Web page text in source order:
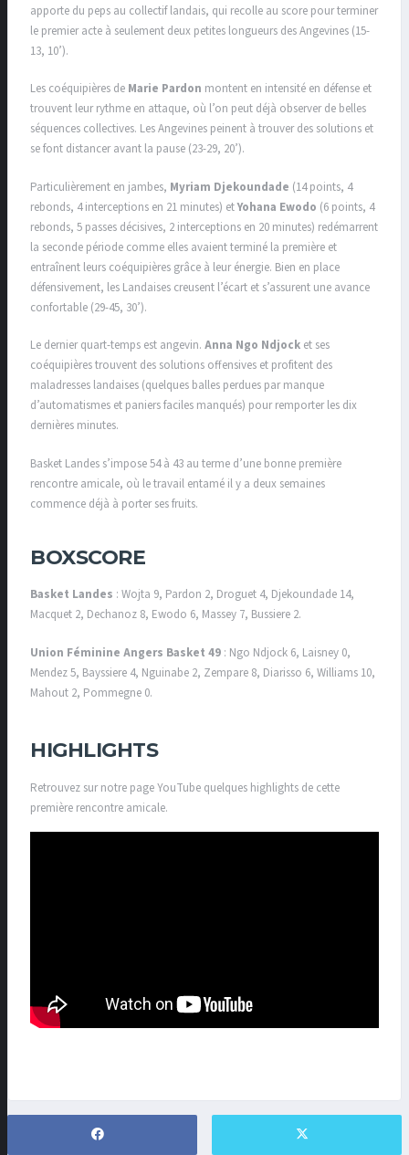
apporte du peps au collectif landais, qui recolle au score pour terminer
le premier acte à seulement deux petites longueurs des Angevines (15-
13, 10’).
Les coéquipières de Marie Pardon montent en intensité en défense et
trouvent leur rythme en attaque, où l’on peut déjà observer de belles
séquences collectives. Les Angevines peinent à trouver des solutions et
se font distancer avant la pause (23-29, 20’).
Particulièrement en jambes, Myriam Djekoundade (14 points, 4
rebonds, 4 interceptions en 21 minutes) etYohana Ewodo (6 points, 4
rebonds, 5 passes décisives, 2 interceptions en 20 minutes) redémarrent
la seconde période comme elles avaient terminé la première et
entraînent leurs coéquipières grâce à leur énergie. Bien en place
défensivement, les Landaises creusent l’écart et s’assurent une avance
confortable (29-45, 30’).
Le dernier quart-temps est angevin. Anna Ngo Ndjock et ses
coéquipières trouvent des solutions offensives et profitent des
maladresses landaises (quelques balles perdues par manque
d’automatismes et paniers faciles manqués) pour remporter les dix
dernières minutes.
Basket Landes s’impose 54 à 43 au terme d’une bonne première
rencontre amicale, où le travail entamé il y a deux semaines
commence déjà à porter ses fruits.
BOXSCORE
Basket Landes : Wojta 9, Pardon 2, Droguet 4, Djekoundade 14,
Macquet 2, Dechanoz 8, Ewodo 6, Massey 7, Bussiere 2.
Union Féminine Angers Basket 49 : Ngo Ndjock 6, Laisney 0,
Mendez 5, Bayssiere 4, Nguinabe 2, Zempare 8, Diarisso 6, Williams 10,
Mahout 2, Pommegne 0.
HIGHLIGHTS
Retrouvez sur notre page YouTube quelques highlights de cette
première rencontre amicale.